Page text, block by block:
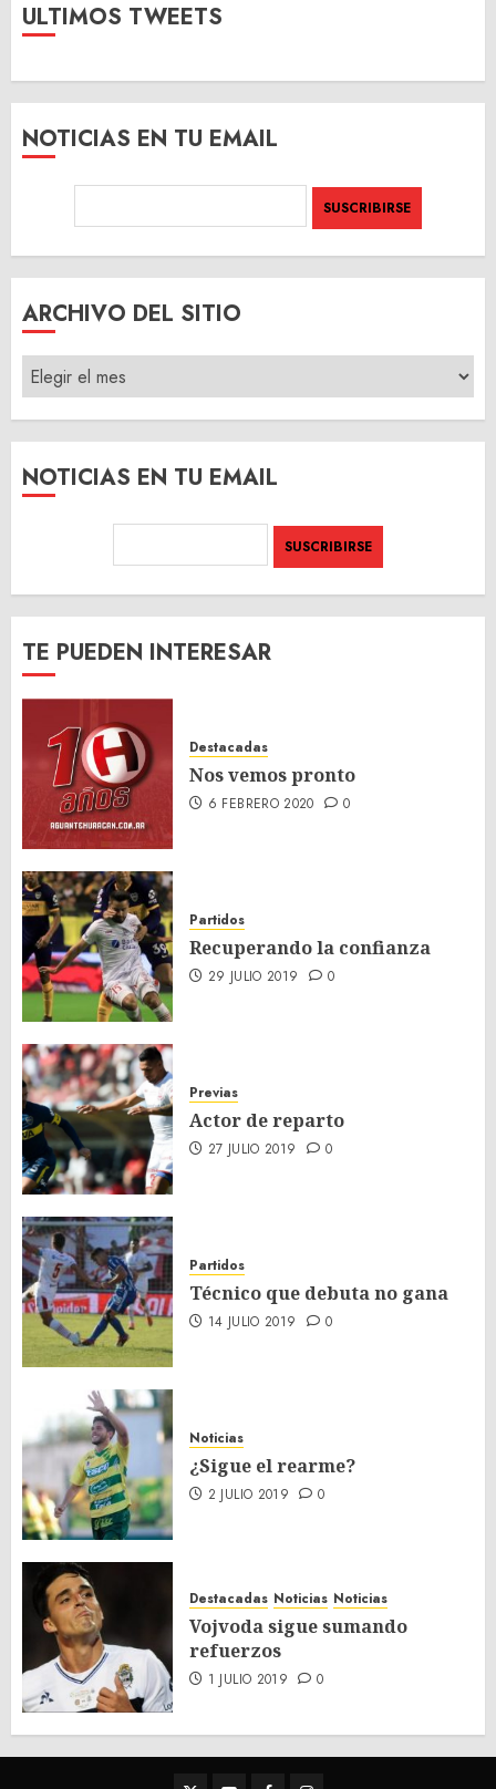
ULTIMOS TWEETS
NOTICIAS EN TU EMAIL
ARCHIVO DEL SITIO
ARCHIVO
DEL
SITIO
NOTICIAS EN TU EMAIL
TE PUEDEN INTERESAR
Destacadas
Nos vemos pronto
6 FEBRERO 2020 0
Partidos
Recuperando la confianza
29 JULIO 2019 0
Previas
Actor de reparto
27 JULIO 2019 0
Partidos
Técnico que debuta no gana
14 JULIO 2019 0
Noticias
¿Sigue el rearme?
2 JULIO 2019 0
Destacadas Noticias Noticias
Vojvoda sigue sumando
refuerzos
1 JULIO 2019 0